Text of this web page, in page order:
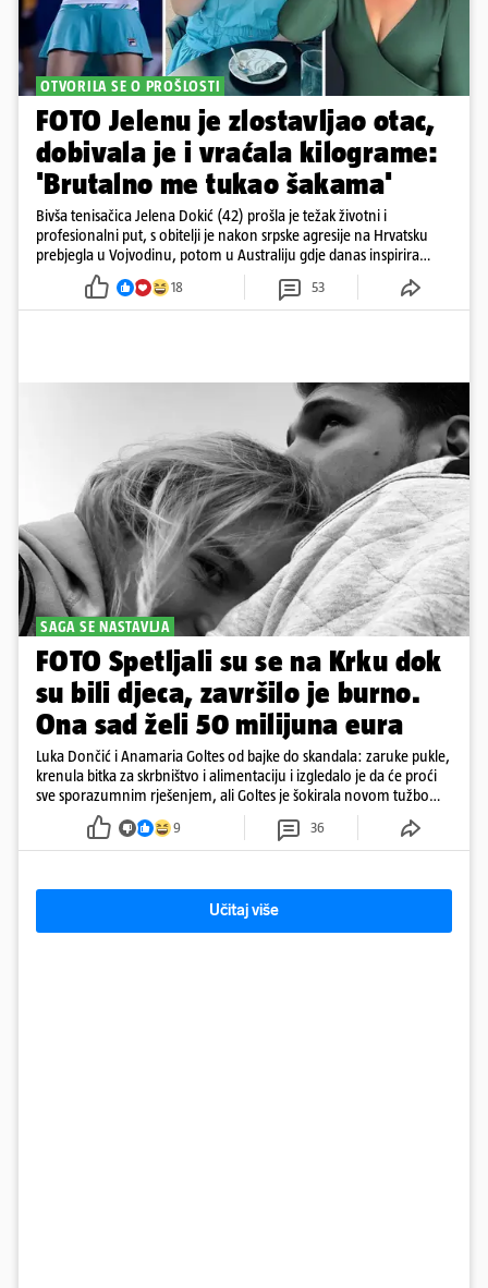
OTVORILA SE O PROŠLOSTI
FOTO Jelenu je zlostavljao otac,
dobivala je i vraćala kilograme:
'Brutalno me tukao šakama'
Bivša tenisačica Jelena Dokić (42) prošla je težak životni i
profesionalni put, s obitelji je nakon srpske agresije na Hrvatsku
prebjegla u Vojvodinu, potom u Australiju gdje danas inspirira
18 53
SAGA SE NASTAVLJA
FOTO Spetljali su se na Krku dok
su bili djeca, završilo je burno.
Ona sad želi 50 milijuna eura
Luka Dončić i Anamaria Goltes od bajke do skandala: zaruke pukle,
krenula bitka za skrbništvo i alimentaciju i izgledalo je da će proći
sve sporazumnim rješenjem, ali Goltes je šokirala novom tužbom
u Sloveniji
9 36
Učitaj više